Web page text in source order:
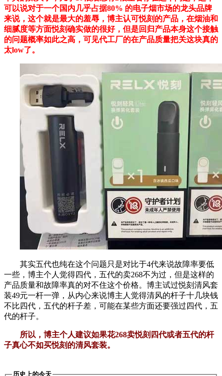
可以说对于一个国内几乎占据80% 的电子烟市场的龙头品牌
来说，这个就是最大的羞辱，博主认可悦刻的产品，在烟油和
细腻度等方面悦刻确实做的很好，但是回归产品本身这个接触
的问题概率如此之高，可见代工厂的在产品质量把关这块真的
太low了。
其实五代也纯在这个问题只是对比于4代来说故障率要低
一些，博主个人觉得四代，五代的卖268不为过，但是这样的
产品质量和故障率真的对不住这个价格。博主试过悦刻清风套
装49元一杆一弹，从内心来说博主人觉得清风的杆子十几块钱
不比四代，五代的杆子差，可能在某些方面还要强过四代，五
代的杆子。
所以，博主个人建议如果花268卖悦刻四代或者五代的杆
子真心不如买悦刻的清风套装。
历史上的今天